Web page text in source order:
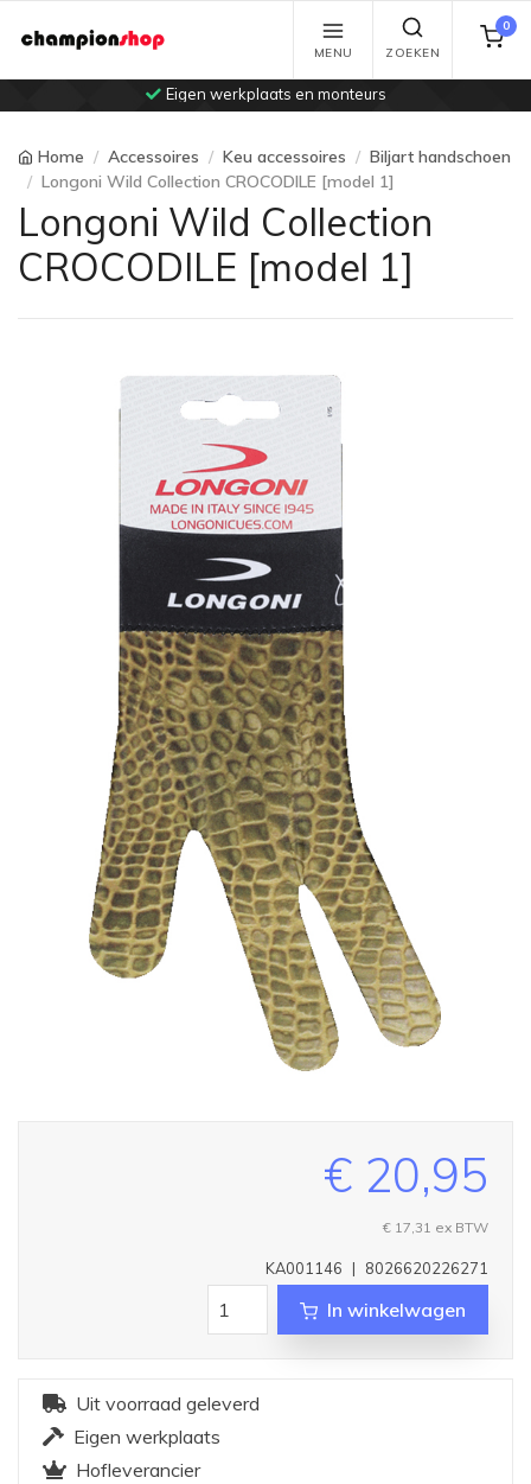
Eigen werkplaats en monteurs
MENU ZOEKEN
0
Home Accessoires Keu accessoires
Biljart handschoen
Longoni Wild Collection CROCODILE [model 1]
Longoni Wild Collection
CROCODILE [model 1]
€ 20,95
€ 17,31 ex BTW
8026620226271
|
KA001146
In winkelwagen
Uit voorraad geleverd
Eigen werkplaats
Hofleverancier